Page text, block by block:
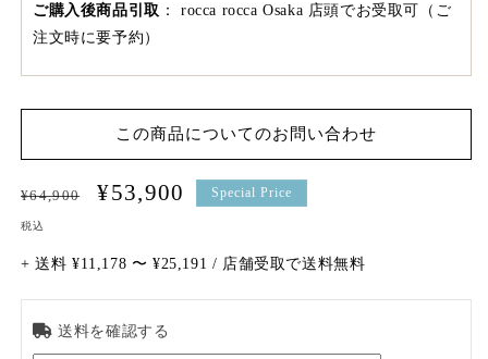
ご購入後商品引取 ：rocca rocca Osaka 店頭でお受取可（ご
注文時に要予約）
この商品についてのお問い合わせ
通
常
価
格
¥64,900
セ
ル
価
格
¥53,900 Special Price
税込
+ 送料 ¥11,178 〜 ¥25,191 / 店舗受取で送料無料
送料を確認する